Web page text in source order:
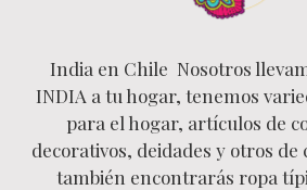
India en Chile Nosotros
INDIA a tu hogar, tenemos
para el hogar, artículos de
decorativos, deidades y otros
también encontrarás ropa